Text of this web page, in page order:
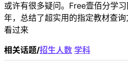
或许有很多疑问。Free壹佰分学
年，总结了超实用的指定教材查
看过来
相关话题/招生人数 学科